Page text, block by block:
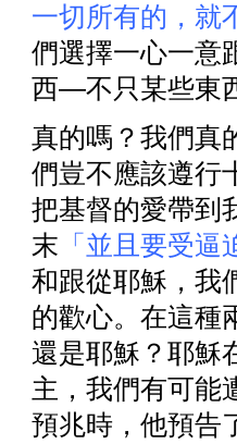
一切所有的，就
們選擇一心一意
西—不只某些東
真的嗎？我們真
們豈不應該遵
把基督的愛帶到
末 「並且要受逼
和跟從耶穌，我
的歡心。在這種
還是耶穌？耶穌
主，我們有可能
預兆時，他預告